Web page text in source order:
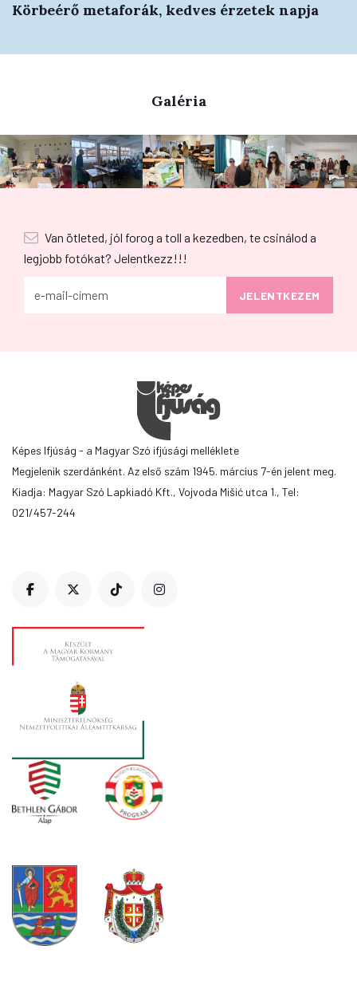
Körbeérő metaforák, kedves érzetek napja
Galéria
Van ötleted, jól forog a toll a kezedben, te csinálod a
legjobb fotókat? Jelentkezz!!!
Képes Ifjúság - a Magyar Szó ifjúsági melléklete
Megjelenik szerdánként. Az első szám 1945. március 7-én jelent meg.
Kiadja: Magyar Szó Lapkiadó Kft., Vojvoda Mišić utca 1., Tel:
021/457-244